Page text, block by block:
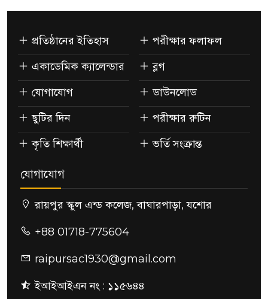
প্রতিষ্ঠানের ইতিহাস
একাডেমিক ক্যালেন্ডার
যোগাযোগ
ছুটির দিন
কৃতি শিক্ষার্থী
পরীক্ষার ফলাফল
ব্লগ
ডাউনলোড
পরীক্ষার রুটিন
ভর্তি সংক্রান্ত
যোগাযোগ
রায়পুর স্কুল এন্ড কলেজ, বাঘারপাড়া, যশোর
+88 01718-775604
raipursac1930@gmail.com
ইআইআইএন নং : ১১৫৬৪৪